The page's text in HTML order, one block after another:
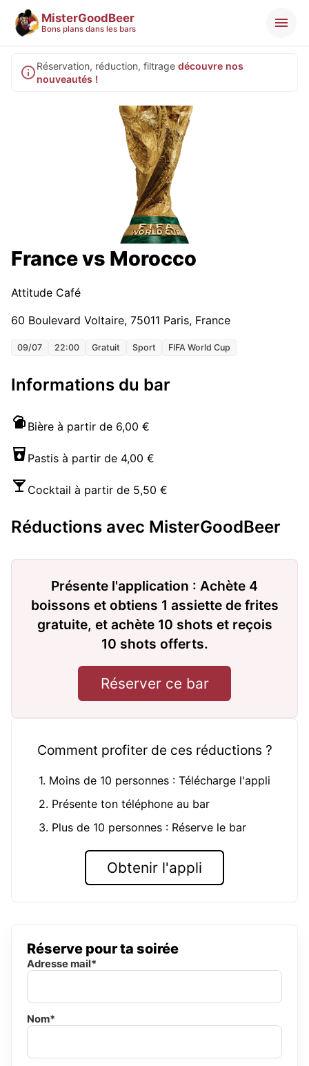
MisterGoodBeer
Bons plans dans les bars
Réservation, réduction, filtrage découvre nos
nouveautés !
France vs Morocco
Attitude Café
60 Boulevard Voltaire, 75011 Paris, France
09/07 22:00 Gratuit Sport FIFA World Cup
Informations du bar
Bière à partir de 6,00 €
Pastis à partir de 4,00 €
Cocktail à partir de 5,50 €
Réductions avec MisterGoodBeer
Présente l'application : Achète 4
boissons et obtiens 1 assiette de frites
gratuite, et achète 10 shots et reçois
10 shots offerts.
Réserver ce bar
Comment profiter de ces réductions ?
1. Moins de 10 personnes : Télécharge l'appli
2. Présente ton téléphone au bar
3. Plus de 10 personnes : Réserve le bar
Obtenir l'appli
Réserve pour ta soirée
Adresse mail*
Nom*